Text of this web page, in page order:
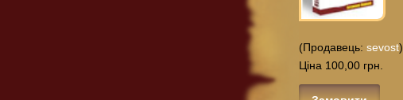
(Продавець:sevost)
Ціна 100,00 грн.